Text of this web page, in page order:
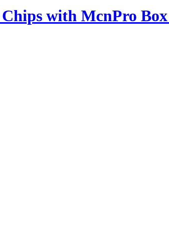
with McnPro Box